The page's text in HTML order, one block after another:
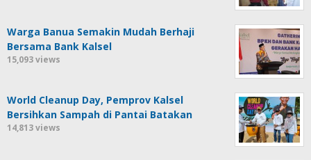
Warga Banua Semakin Mudah Berhaji
Bersama Bank Kalsel
15,093 views
World Cleanup Day, Pemprov Kalsel
Bersihkan Sampah di Pantai Batakan
14,813 views